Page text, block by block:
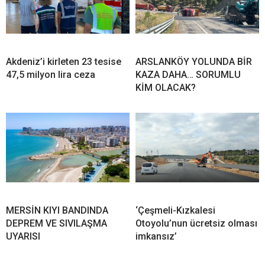
Akdeniz’i kirleten 23 tesise
47,5 milyon lira ceza
ARSLANKÖY YOLUNDA BİR
KAZA DAHA… SORUMLU
KİM OLACAK?
MERSİN KIYI BANDINDA
DEPREM VE SIVILAŞMA
UYARISI
‘Çeşmeli-Kızkalesi
Otoyolu’nun ücretsiz olması
imkansız’